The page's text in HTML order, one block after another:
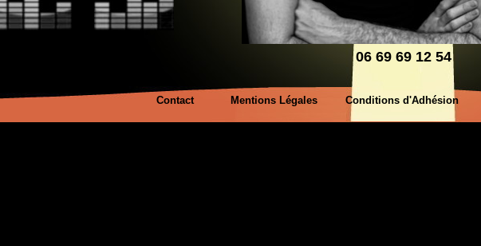
06 69 69 12 54
Contact Mentions Légales Conditions d'Adhésion